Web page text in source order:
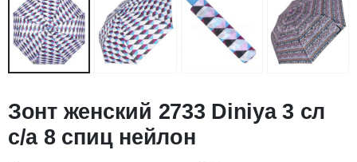
Зонт женский 2733 Diniya 3 сл
с/а 8 спиц нейлон